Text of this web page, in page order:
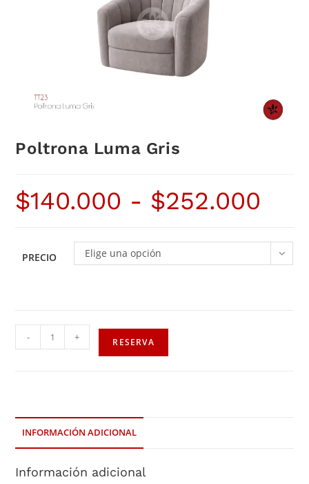
Poltrona Luma Gris
$140.000 - $252.000
PRECIO Elige una opción
- + RESERVA
INFORMACIÓN ADICIONAL
Información adicional